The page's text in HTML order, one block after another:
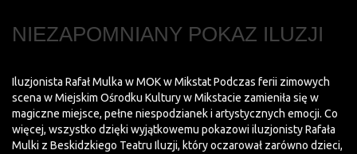
NIEZAPOMNIANY POKAZ ILUZJI
Iluzjonista Rafał Mulka w MOK w Mikstat Podczas ferii zimowych
scena w Miejskim Ośrodku Kultury w Mikstacie zamieniła się w
magiczne miejsce, pełne niespodzianek i artystycznych emocji. Co
więcej, wszystko dzięki wyjątkowemu pokazowi iluzjonisty Rafała
Mulki z Beskidzkiego Teatru Iluzji, który oczarował zarówno dzieci,